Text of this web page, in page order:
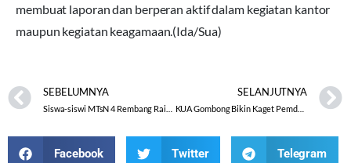
membuat laporan dan berperan aktif dalam kegiatan kantor
maupun kegiatan keagamaan.(Ida/Sua)
SEBELUMNYA SELANJUTNYA
KUA Gombong Bikin Kaget Pemdes Wero Dengan “KOPI PAGI”
Facebook Twitter Telegram